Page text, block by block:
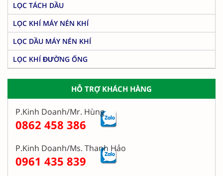
LỌC TÁCH DẦU
LỌC KHÍ MÁY NÉN KHÍ
LỌC DẦU MÁY NÉN KHÍ
LỌC KHÍ ĐƯỜNG ỐNG
HỖ TRỢ KHÁCH HÀNG
P.Kinh Doanh/Mr. Hùng
0862 458 386
P.Kinh Doanh/Ms. Thanh Hảo
0961 435 839